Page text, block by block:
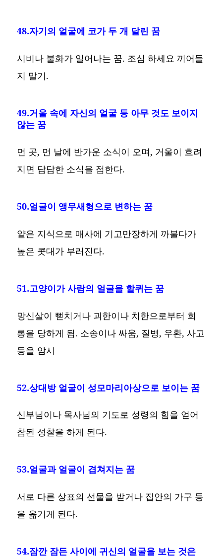
48.자기의 얼굴에 코가 두 개 달린 꿈
시비나 불화가 일어나는 꿈. 조심 하세요 끼어들
지 말기.
49.거울 속에 자신의 얼굴 등 아무 것도 보이지
않는 꿈
먼 곳, 먼 날에 반가운 소식이 오며, 거울이 흐려
지면 답답한 소식을 접한다.
50.얼굴이 앵무새형으로 변하는 꿈
얕은 지식으로 매사에 기고만장하게 까불다가
높은 콧대가 부러진다.
51.고양이가 사람의 얼굴을 할퀴는 꿈
망신살이 뻗치거나 괴한이나 치한으로부터 희
롱을 당하게 됨. 소송이나 싸움, 질병, 우환, 사고
등을 암시
52.상대방 얼굴이 성모마리아상으로 보이는 꿈
신부님이나 목사님의 기도로 성령의 힘을 얻어
참된 성찰을 하게 된다.
53.얼굴과 얼굴이 겹쳐지는 꿈
서로 다른 상표의 선물을 받거나 집안의 가구 등
을 옮기게 된다.
54.잠깐 잠든 사이에 귀신의 얼굴을 보는 것은